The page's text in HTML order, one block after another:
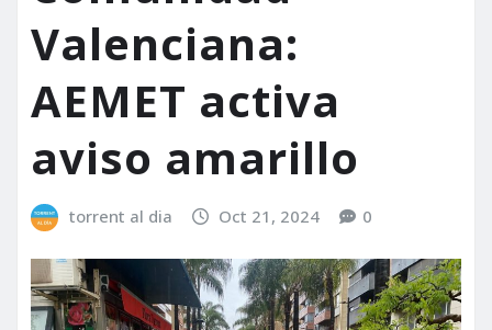
Valenciana:
AEMET activa
aviso amarillo
torrent al dia Oct 21, 2024 0